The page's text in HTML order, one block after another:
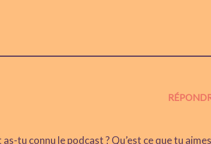
tu connu le podcast ? Qu’est ce que tu aimes